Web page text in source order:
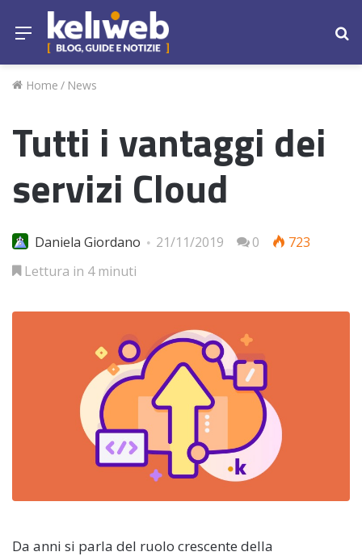
Menu
Home / News
Tutti i vantaggi dei
servizi Cloud
Daniela Giordano 21/11/2019 0
723
Lettura in 4 minuti
Da anni si parla del ruolo crescente della